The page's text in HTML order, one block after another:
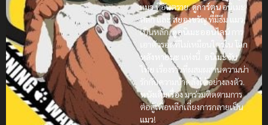
แมวที่อันตราย.ดูการ์ตูนอนิเมะ
ตลกและสยองขวัญที่มีธีม แมว
เป็นหลัก.ดูอนิเมะออนไลน์ การ
เอาตัวรอดที่ไม่เหมือนใครใน
โลก
หลังหายนะ
อนิเมะซับ
ไทย
เรื่องราวที่ผสมผสานความน่า
รักกับความบ้าคลั่งได้อย่างลงตัว.
หนังเต็มเรื่อง มาร่วมติดตามการ
ต่อสู้เพื่อหลีกเลี่ยงการกลายเป็น
แมว!